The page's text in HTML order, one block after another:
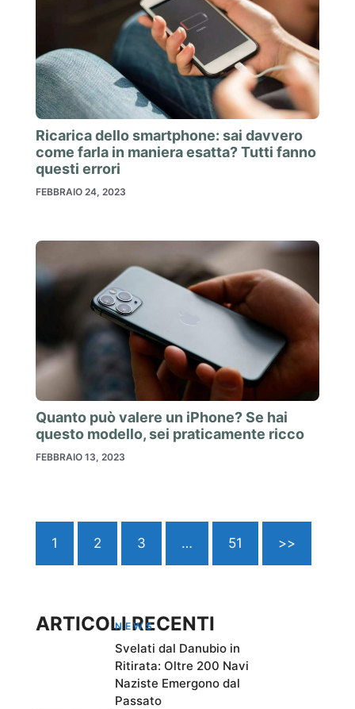
Ricarica dello smartphone: sai davvero
come farla in maniera esatta? Tutti fanno
questi errori
FEBBRAIO 24, 2023
Quanto può valere un iPhone? Se hai
questo modello, sei praticamente ricco
FEBBRAIO 13, 2023
1 2 3 … 51 >>
ARTICOLI RECENTI
NEWS
Svelati dal Danubio in
Ritirata: Oltre 200 Navi
Naziste Emergono dal
Passato